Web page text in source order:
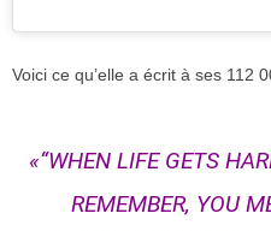
Voici ce qu’elle a écrit à ses 112
«“WHEN LIFE GETS
REMEMBER, YOU